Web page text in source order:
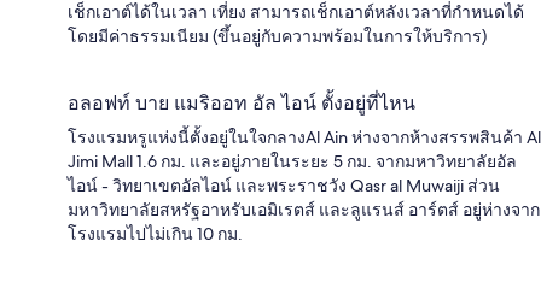
เช็กเอาต์ได้ในเวลา เที่ยง สามารถเช็กเอาต์หลังเวลาที่กำหนดได้
โดยมีค่าธรรมเนียม (ขึ้นอยู่กับความพร้อมในการให้บริการ)
อลอฟท์ บาย แมริออท อัล ไอน์ ตั้งอยู่ที่ไหน
โรงแรมหรูแห่งนี้ตั้งอยู่ในใจกลางAl Ain ห่างจากห้างสรรพสินค้า Al
Jimi Mall 1.6 กม. และอยู่ภายในระยะ 5 กม. จากมหาวิทยาลัยอัล
ไอน์ - วิทยาเขตอัลไอน์ และพระราชวัง Qasr al Muwaiji ส่วน
มหาวิทยาลัยสหรัฐอาหรับเอมิเรตส์ และลูแรนส์ อาร์ตส์ อยู่ห่างจาก
โรงแรมไปไม่เกิน 10 กม.